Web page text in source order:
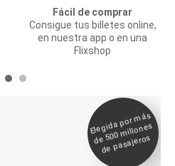
Fácil de comprar
Consigue tus billetes online,
en nuestra app o en una
Flixshop
Elegida por
más
de 500
millones
de pasajeros